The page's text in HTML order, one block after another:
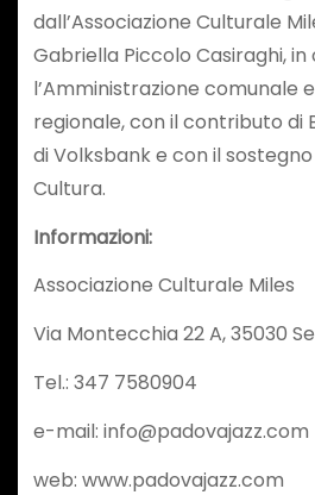
dall’Associazione Culturale
Gabriella Piccolo Casiraghi,
l’Amministrazione comunale
regionale, con il contributo di
di Volksbank e con il
Cultura.
Informazioni:
Associazione Culturale Miles
Via Montecchia 22 A, 35030
Tel.: 347 7580904
e-mail: info@padovajazz.com
web: www.padovajazz.com